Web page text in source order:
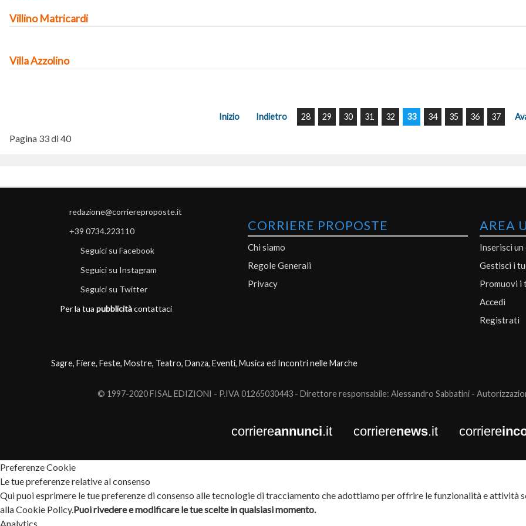
Villino Matricardi
Villa Azzolino
Inizio Indietro 28 29 30 31 32 33 34 35 36 37
Pagina 33 di 40
redazione@corriereproposte.it
+39 0734.223110
Seguici su Facebook
Seguici su Instagram
Seguici su Twitter
Per la tua pubblicitàcontattaci
CORRIERE PROPOSTE
Chi siamo
Regole Generali
Privacy
AREA
Inserisci
Gestisci i
Promuovi i
Accedi
Registrati
Sagre, Fiere, Feste, Mostre, Teatro, Danza, Eventi, Musica ed Incontri nelle Marche
© 1997-2020 FISAL EDIZIONI - P.IVA 01265030443 - Direttore responsabile: Alessandro Sabbatini -
corriereannunci.it corrierenews.it corriere
Preferenze Cookie
Le tue preferenze relative al consenso
Qui puoi esprimere le tue preferenze di consenso alle tecnologie di tracciamento che adottiamo per offrire le funzionalità e
alla Cookie Policy.Puoi rivedere e modificare le tue scelte in qualsiasi momento.
Analytics